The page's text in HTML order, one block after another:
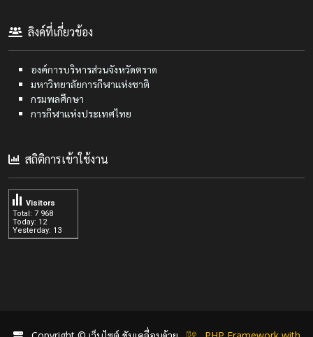
ลิงค์ที่เกี่ยวข้อง
องค์การบริหารส่วนจังหวัดตราด
มหาวิทยาลัยการกีฬาแห่งชาติ
กรมพลศึกษา
การกีฬาแห่งประเทศไทย
สถิติการเข้าใช้งาน
Total: 7 968
Today: 12
Yesterday: 13
Visitors